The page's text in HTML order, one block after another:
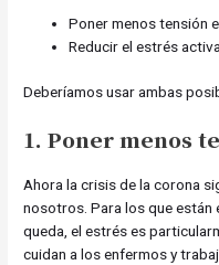
Poner menos tensión
Reducir el estrés
Deberíamos usar ambas
1. Poner menos
Ahora la crisis de la corona
nosotros. Para los que están
queda, el estrés es
cuidan a los enfermos y